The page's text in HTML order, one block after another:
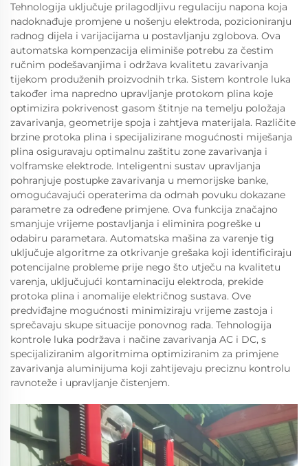
Tehnologija uključuje prilagodljivu regulaciju napona koja
nadoknađuje promjene u nošenju elektroda, pozicioniranju
radnog dijela i varijacijama u postavljanju zglobova. Ova
automatska kompenzacija eliminiše potrebu za čestim
ručnim podešavanjima i održava kvalitetu zavarivanja
tijekom produženih proizvodnih trka. Sistem kontrole luka
također ima napredno upravljanje protokom plina koje
optimizira pokrivenost gasom štitnje na temelju položaja
zavarivanja, geometrije spoja i zahtjeva materijala. Različite
brzine protoka plina i specijalizirane mogućnosti miješanja
plina osiguravaju optimalnu zaštitu zone zavarivanja i
volframske elektrode. Inteligentni sustav upravljanja
pohranjuje postupke zavarivanja u memorijske banke,
omogućavajući operaterima da odmah povuku dokazane
parametre za određene primjene. Ova funkcija značajno
smanjuje vrijeme postavljanja i eliminira pogreške u
odabiru parametara. Automatska mašina za varenje tig
uključuje algoritme za otkrivanje grešaka koji identificiraju
potencijalne probleme prije nego što utječu na kvalitetu
varenja, uključujući kontaminaciju elektroda, prekide
protoka plina i anomalije električnog sustava. Ove
predviđajne mogućnosti minimiziraju vrijeme zastoja i
sprečavaju skupe situacije ponovnog rada. Tehnologija
kontrole luka podržava i načine zavarivanja AC i DC, s
specijaliziranim algoritmima optimiziranim za primjene
zavarivanja aluminijuma koji zahtijevaju preciznu kontrolu
ravnoteže i upravljanje čistenjem.